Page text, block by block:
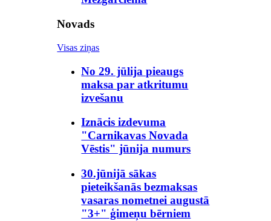
Novads
Visas ziņas
No 29. jūlija pieaugs
maksa par atkritumu
izvešanu
Iznācis izdevuma
"Carnikavas Novada
Vēstis" jūnija numurs
30.jūnijā sākas
pieteikšanās bezmaksas
vasaras nometnei augustā
"3+" ģimeņu bērniem